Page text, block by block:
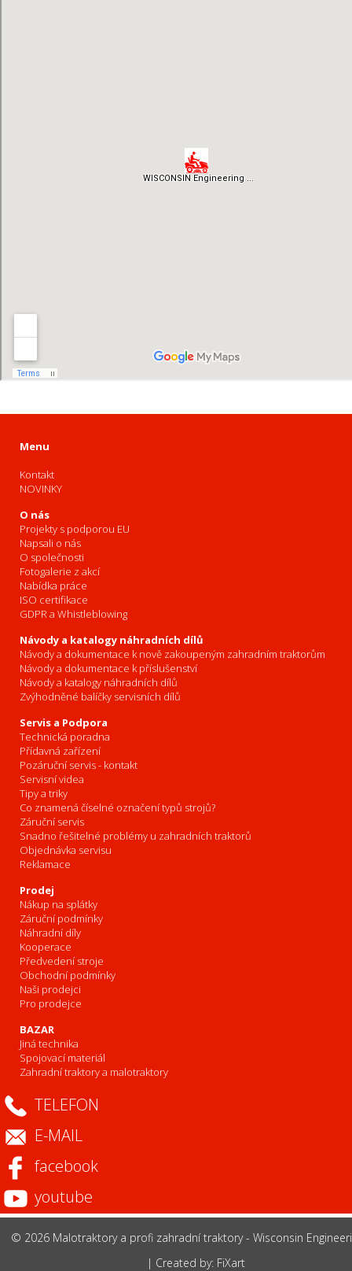
Menu
Kontakt
NOVINKY
O nás
Projekty s podporou EU
Napsali o nás
O společnosti
Fotogalerie z akcí
Nabídka práce
ISO certifikace
GDPR a Whistleblowing
Návody a katalogy náhradních dílů
Návody a dokumentace k nově zakoupeným zahradním traktorům
Návody a dokumentace k příslušenství
Návody a katalogy náhradních dílů
Zvýhodněné balíčky servisních dílů
Servis a Podpora
Technická poradna
Přídavná zařízení
Pozáruční servis - kontakt
Servisní videa
Tipy a triky
Co znamená číselné označení typů strojů?
Záruční servis
Snadno řešitelné problémy u zahradních traktorů
Objednávka servisu
Reklamace
Prodej
Nákup na splátky
Záruční podmínky
Náhradní díly
Kooperace
Předvedení stroje
Obchodní podmínky
Naši prodejci
Pro prodejce
BAZAR
Jiná technika
Spojovací materiál
Zahradní traktory a malotraktory
TELEFON
E-MAIL
facebook
youtube
© 2026 Malotraktory a profi zahradní traktory - Wisconsin
| Created by: FiXart